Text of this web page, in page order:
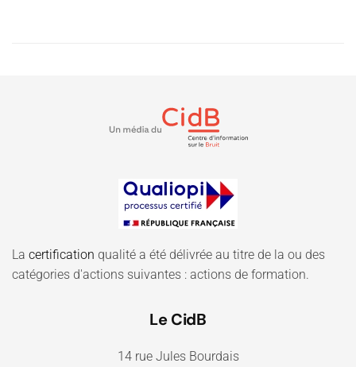
La certification qualité a été délivrée au titre de la ou des
catégories d'actions suivantes : actions de formation.
Le CidB
14 rue Jules Bourdais